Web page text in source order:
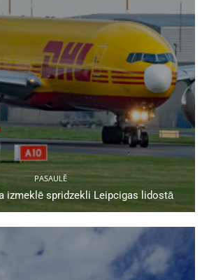
PASAULĒ
izmeklē spridzekli Leipcigas lidostā